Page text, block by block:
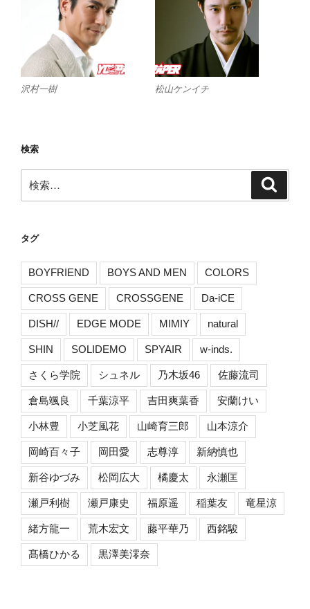
沢村一樹 松山ケンイチ
検索
索:
タグ
BOYFRIEND BOYS AND MEN COLORS
CROSS GENE CROSSGENE Da-iCE
DISH// EDGE MODE MIMIY natural
SHIN SOLIDEMO SPYAIR w-inds.
さくら学院 シュネル 乃木坂46 佐藤流司
倉島颯良 千葉涼平 吉田爽葉香 安蘭けい
小林豊 小芝風花 山崎育三郎 山本涼介
岡崎百々子 岡田愛 志尊淳 新納慎也
新谷ゆづみ 松岡広大 橘慶太 永瀬匡
瀬戸利樹 瀬戸康史 福原遥 稲葉友 竜星涼
緒方龍一 荒木宏文 藤平華乃 西銘駿
髙橋ひかる 黒澤美澪奈